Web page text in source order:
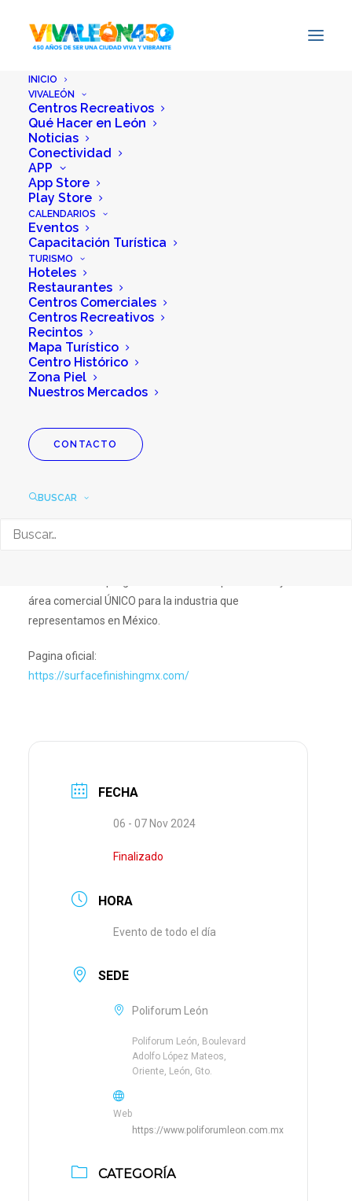
INICIO
VIVALEÓN
Centros Recreativos
Qué Hacer en León
Noticias
Conectividad
APP
App Store
Play Store
CALENDARIOS
Eventos
Capacitación Turística
TURISMO
Hoteles
Restaurantes
Centros Comerciales
Centros Recreativos
Recintos
Mapa Turístico
Centro Histórico
Zona Piel
Nuestros Mercados
CONTACTO
BUSCAR
Surface Finishing
México 2024
1 abril, 2024
Surface Finishing
es la exposición más importante de acabados y
área comercial ÚNICO para la industria que
representamos en México.
Pagina oficial:
https://surfacefinishingmx.com/
FECHA
06 - 07 Nov 2024
Finalizado
HORA
Evento de todo el día
SEDE
Poliforum León
Poliforum León, Boulevard
Adolfo López Mateos,
Oriente, León, Gto.
Web
https://www.poliforumleon.com.mx
CATEGORÍA